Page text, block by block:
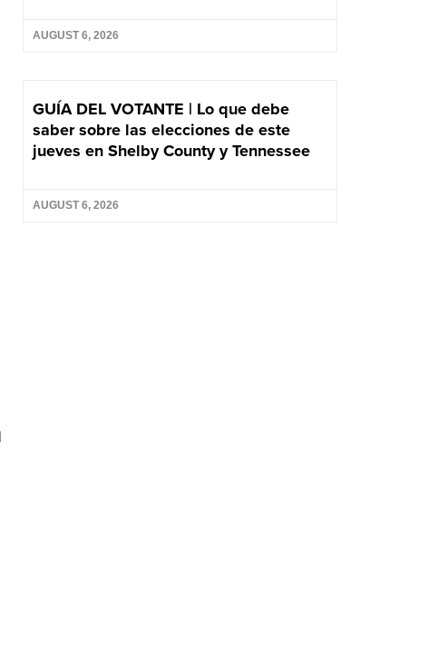
AUGUST 6, 2026
GUÍA DEL VOTANTE | Lo que debe
saber sobre las elecciones de este
jueves en Shelby County y Tennessee
AUGUST 6, 2026